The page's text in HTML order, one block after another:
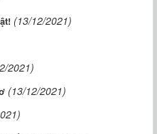
(13/12/2021)
2021)
(13/12/2021)